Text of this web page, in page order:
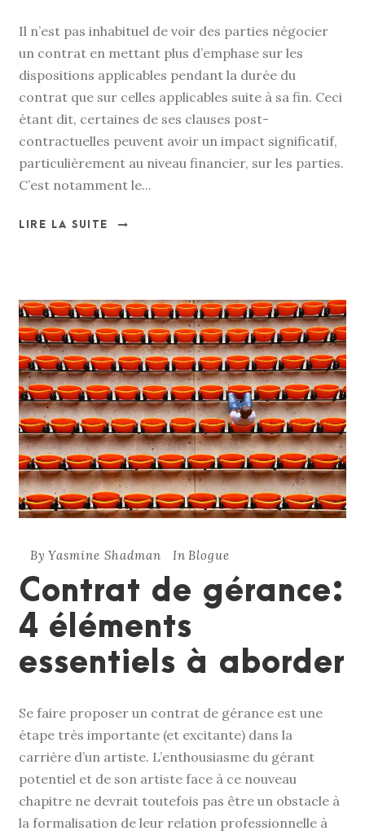
Il n’est pas inhabituel de voir des parties négocier
un contrat en mettant plus d’emphase sur les
dispositions applicables pendant la durée du
contrat que sur celles applicables suite à sa fin. Ceci
étant dit, certaines de ses clauses post-
contractuelles peuvent avoir un impact significatif,
particulièrement au niveau financier, sur les parties.
C’est notamment le...
LIRE LA SUITE
By Yasmine Shadman In Blogue
Contrat de gérance:
4 éléments
essentiels à aborder
Se faire proposer un contrat de gérance est une
étape très importante (et excitante) dans la
carrière d’un artiste. L’enthousiasme du gérant
potentiel et de son artiste face à ce nouveau
chapitre ne devrait toutefois pas être un obstacle à
la formalisation de leur relation professionnelle à